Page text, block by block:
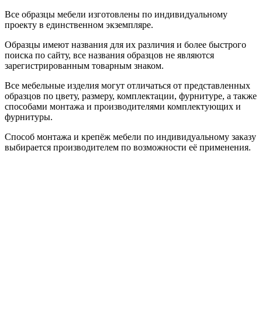
Все образцы мебели изготовлены по индивидуальному
проекту в единственном экземпляре.
Образцы имеют названия для их различия и более быстрого
поиска по сайту, все названия образцов не являются
зарегистрированным товарным знаком.
Все мебельные изделия могут отличаться от представленных
образцов по цвету, размеру, комплектации, фурнитуре, а также
способами монтажа и производителями комплектующих и
фурнитуры.
Способ монтажа и крепёж мебели по индивидуальному заказу
выбирается производителем по возможности её применения.